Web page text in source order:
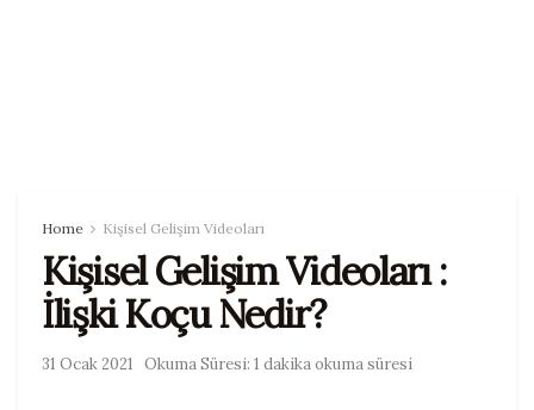
Home Kişisel Gelişim Videoları
Kişisel Gelişim Videoları :
İlişki Koçu Nedir?
31 Ocak 2021 Okuma Süresi: 1 dakika okuma süresi